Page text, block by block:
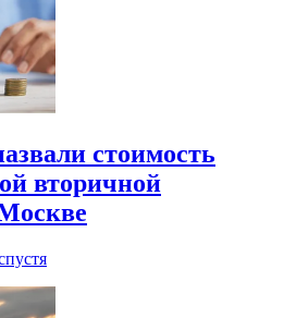
стоимость
вторичной